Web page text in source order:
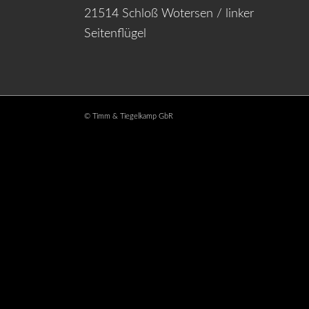
21514 Schloß Wotersen / linker
Seitenflügel
© Timm & Tiegelkamp GbR